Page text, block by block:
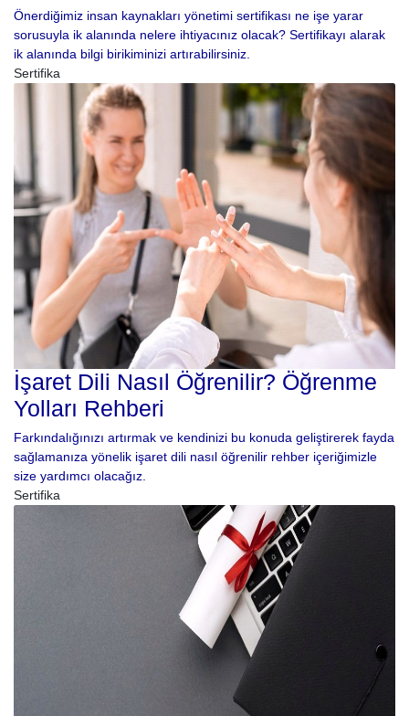
Önerdiğimiz insan kaynakları yönetimi sertifikası ne işe yarar
sorusuyla ik alanında nelere ihtiyacınız olacak? Sertifikayı alarak
ik alanında bilgi birikiminizi artırabilirsiniz.
Sertifika
İşaret Dili Nasıl Öğrenilir? Öğrenme
Yolları Rehberi
Farkındalığınızı artırmak ve kendinizi bu konuda geliştirerek fayda
sağlamanıza yönelik işaret dili nasıl öğrenilir rehber içeriğimizle
size yardımcı olacağız.
Sertifika